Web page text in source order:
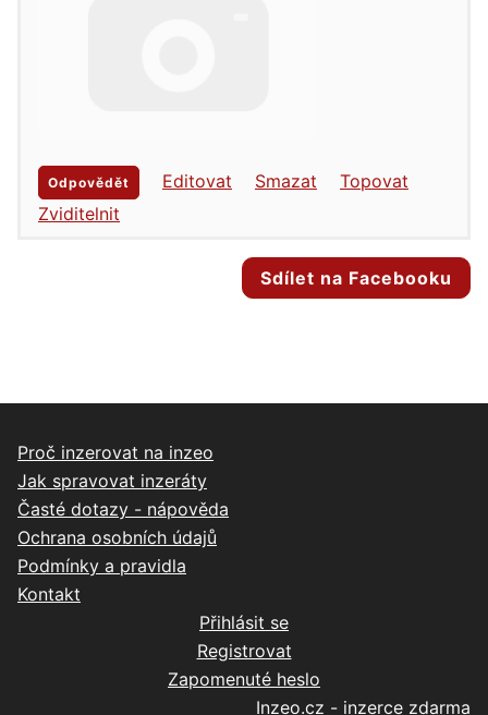
Odpovědět Editovat Smazat
Topovat
Zviditelnit
Sdílet na Facebooku
Proč inzerovat na inzeo
Jak spravovat inzeráty
Časté dotazy - nápověda
Ochrana osobních údajů
Podmínky a pravidla
Kontakt
Přihlásit se
Registrovat
Zapomenuté heslo
Inzeo.cz - inzerce zdarma